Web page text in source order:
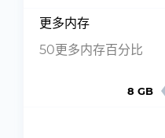
更多内存
50更多内存百分比
8 GB